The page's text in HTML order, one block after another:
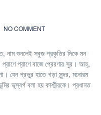
NO COMMENT
নাম শুনলেই সবুজ প্রকৃতির দিকে মন
প্রাণে বাজে প্রেরণার সুর। আহ্,
যেন প্রভুর হাতে গড়া সুন্দর, মনোরম
ভূস্বর্গ বলা হয় কাশ্মীরকে। প্রধানত